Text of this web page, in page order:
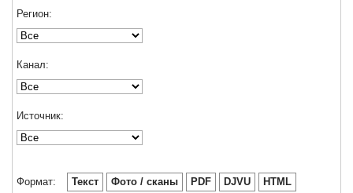
Регион:
Канал:
Источник:
Формат: Текст Фото / сканы PDF DJVU HTML